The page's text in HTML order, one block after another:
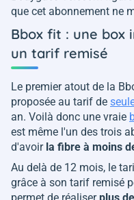
que cet abonnement ne
Bbox fit : une box
un tarif remisé
Le premier atout de la
proposée au tarif de
an. Voilà donc une vraie
est même l'un des trois
d'avoir la fibre à moins
Au delà de 12 mois, le
grâce à son tarif remisé